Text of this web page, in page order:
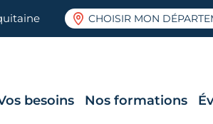
CHOISIR MON
besoins Nos formations